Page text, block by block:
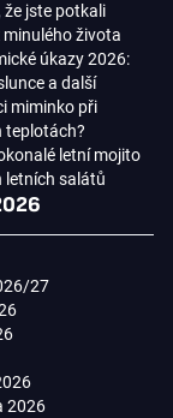
že jste potkali
minulého života
úkazy 2026:
a další
miminko při
teplotách?
letní mojito
letních salátů
27
2026